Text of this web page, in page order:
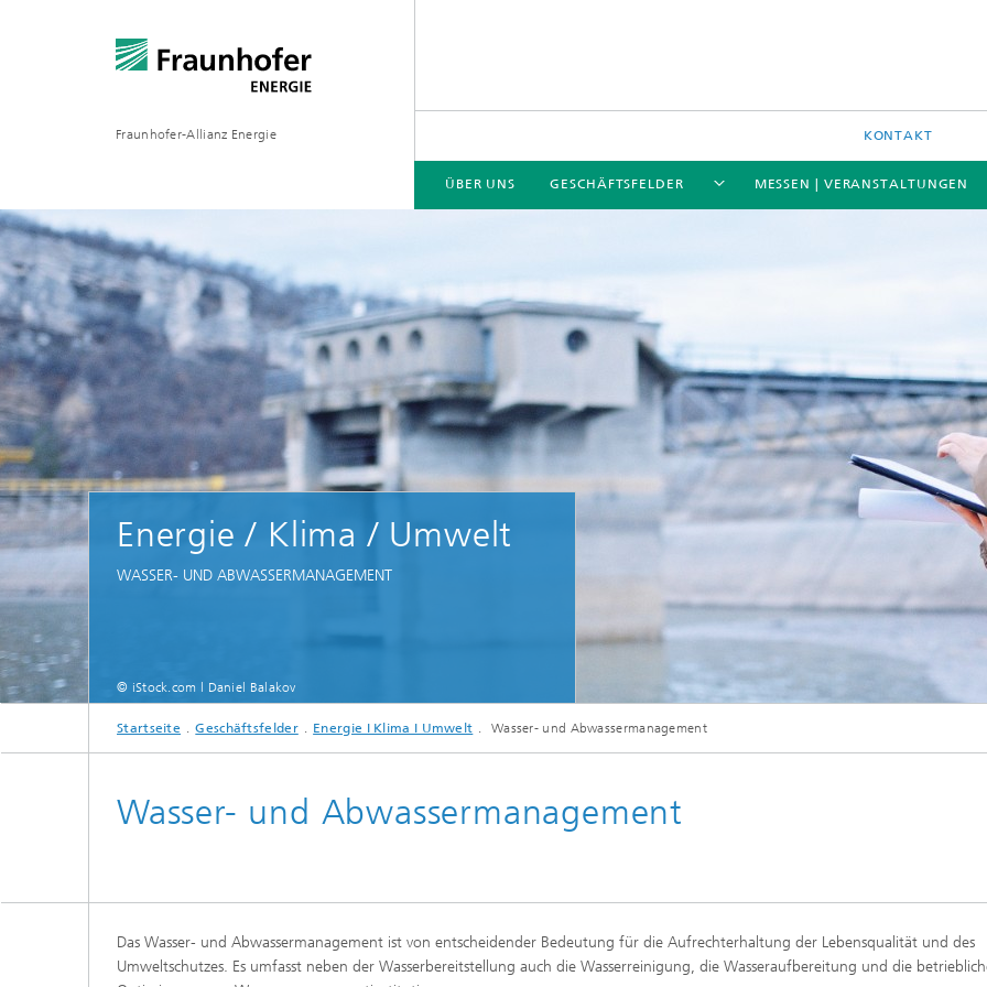
Fraunhofer-Allianz Energie KONTAKT
ÜBER UNS GESCHÄFTSFELDER
GESCHÄFTSFELDER
MESSEN | VERANSTALTUNGEN
MESSEN | VERANSTALTUNGEN
PRESSE | MEDIEN
Energie / Klima / Umwelt
WASSER- UND ABWASSERMANAGEMENT
© iStock.com l Daniel Balakov
Startseite Geschäftsfelder Energie I Klima I Umwelt Wasser- und Abwassermanagement
Wasser- und Abwassermanagement
Das Wasser- und Abwassermanagement ist von entscheidender Bedeutung für die Aufrechterhaltung der Lebensqualität und des
Umweltschutzes. Es umfasst neben der Wasserbereitstellung auch die Wasserreinigung, die Wasseraufbereitung und die